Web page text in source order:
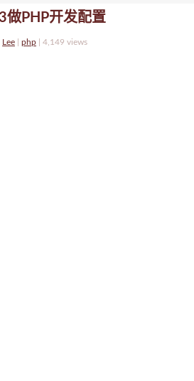
做PHP开发配置
Lee php 4,149 views